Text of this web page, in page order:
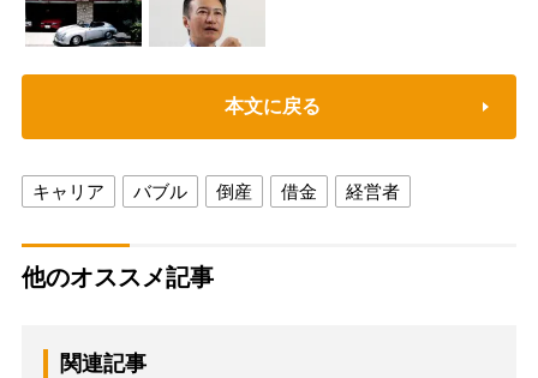
本文に戻る
キャリア バブル 倒産 借金 経営者
他のオススメ記事
関連記事